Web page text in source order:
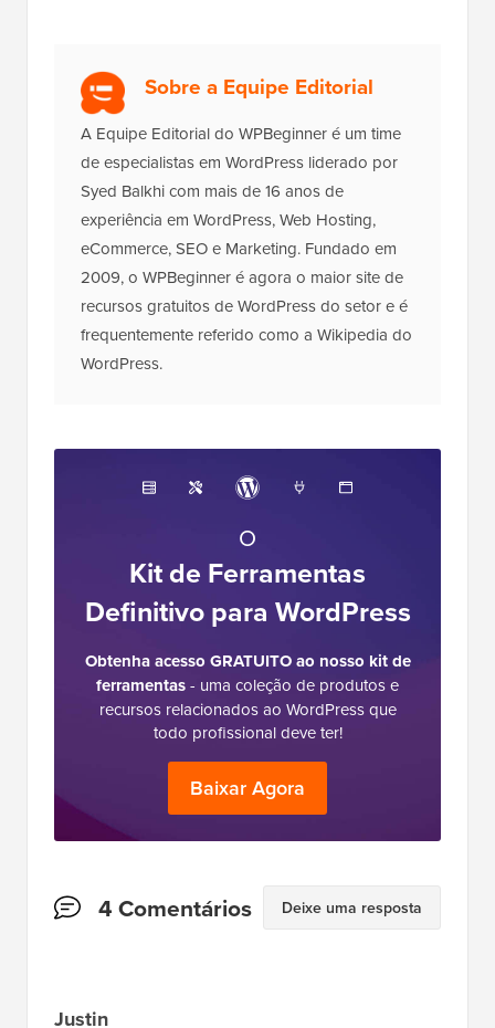
Sobre a Equipe Editorial
A Equipe Editorial do WPBeginner é um time
de especialistas em WordPress liderado por
Syed Balkhi com mais de 16 anos de
experiência em WordPress, Web Hosting,
eCommerce, SEO e Marketing. Fundado em
2009, o WPBeginner é agora o maior site de
recursos gratuitos de WordPress do setor e é
frequentemente referido como a Wikipedia do
WordPress.
O
Kit de Ferramentas
Definitivo para WordPress
Obtenha acesso GRATUITO ao nosso kit de
ferramentas- uma coleção de produtos e
recursos relacionados ao WordPress que
todo profissional deve ter!
Baixar Agora
Interações
4 Comentários Deixe uma resposta
Justin